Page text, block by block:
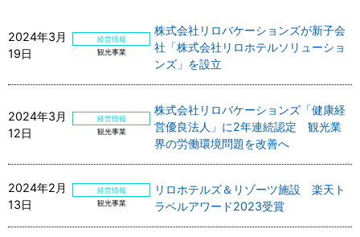
2024年3月
19日
経営情報
観光事業
株式会社リロバケーションズが新子会
社「株式会社リロホテルソリューショ
ンズ」を設立
2024年3月
12日
経営情報
観光事業
株式会社リロバケーションズ「健康経
営優良法人」に2年連続認定 観光業
界の労働環境問題を改善へ
2024年2月
13日
経営情報
観光事業
リロホテルズ＆リゾーツ施設 楽天ト
ラベルアワード2023受賞